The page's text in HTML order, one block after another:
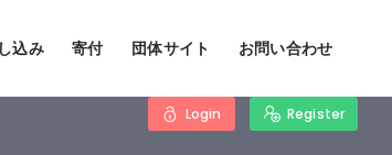
込み 寄付 団体サイト お問い合わせ
Login Register